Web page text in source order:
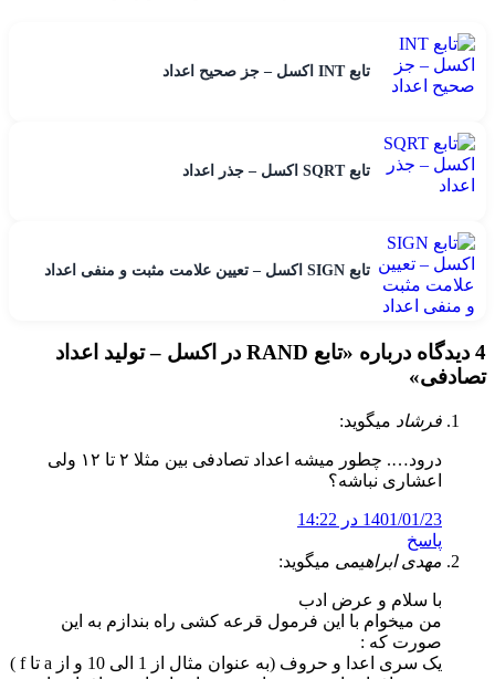
تابع INT اکسل – جز صحیح اعداد
تابع SQRT اکسل – جذر اعداد
تابع SIGN اکسل – تعیین علامت مثبت و منفی اعداد
4 دیدگاه درباره «
تابع RAND در اکسل – تولید اعداد
تصادفی»
فرشاد میگوید:
درود…. چطور میشه اعداد تصادفی بین مثلا ۲ تا ۱۲ ولی
اعشاری نباشه؟
1401/01/23 در 14:22
پاسخ
مهدی ابراهیمی میگوید:
با سلام و عرض ادب
من میخوام با این فرمول قرعه کشی راه بندازم به این
صورت که :
یک سری اعدا و حروف (به عنوان مثال از 1 الی 10 و از a تا f )